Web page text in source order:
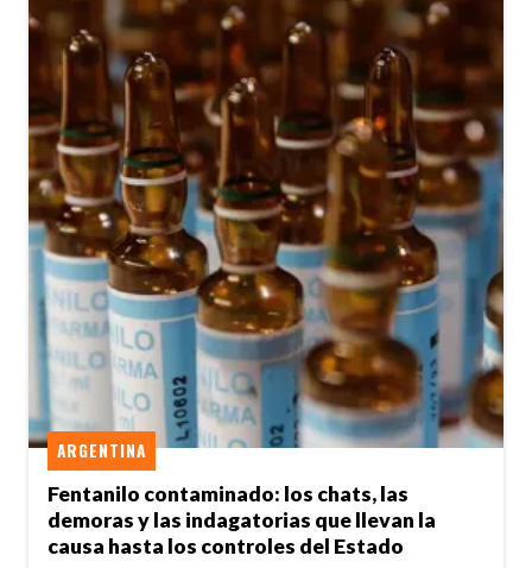
Fentanilo contaminado: los chats, las
demoras y las indagatorias que llevan la
causa hasta los controles del Estado
ARGENTINA